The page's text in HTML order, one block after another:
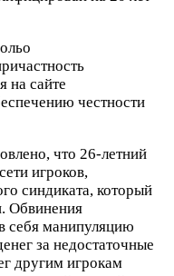
на сайте
честности
что 26‑летний
игроков,
синдиката, который
Обвинения
себя манипуляцию
за недостаточные
другим игрокам